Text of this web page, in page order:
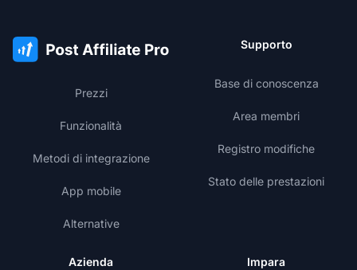
Prezzi
Funzionalità
Metodi di integrazione
App mobile
Alternative
Supporto
Base di conoscenza
Area membri
Registro modifiche
Stato delle prestazioni
Azienda Impara